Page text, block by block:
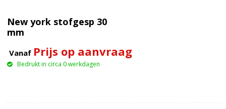
New york stofgesp 30
mm
Vanaf Prijs op aanvraag
Bedrukt in circa 0 werkdagen